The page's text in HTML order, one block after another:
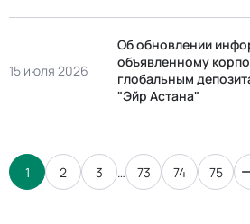
15 июля 2026
Об обновлении
объявленному
глобальным
"Эйр Астана"
1 2 3 … 73 74 75